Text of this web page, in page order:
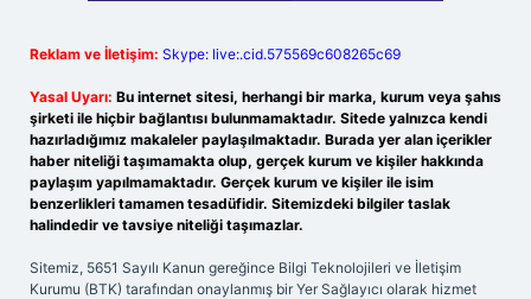
Reklam ve İletişim: Skype: live:.cid.575569c608265c69
Yasal Uyarı: Bu internet sitesi, herhangi bir marka, kurum veya şahıs
şirketi ile hiçbir bağlantısı bulunmamaktadır. Sitede yalnızca kendi
hazırladığımız makaleler paylaşılmaktadır. Burada yer alan içerikler
haber niteliği taşımamakta olup, gerçek kurum ve kişiler hakkında
paylaşım yapılmamaktadır. Gerçek kurum ve kişiler ile isim
benzerlikleri tamamen tesadüfidir. Sitemizdeki bilgiler taslak
halindedir ve tavsiye niteliği taşımazlar.
Sitemiz, 5651 Sayılı Kanun gereğince Bilgi Teknolojileri ve İletişim
Kurumu (BTK) tarafından onaylanmış bir Yer Sağlayıcı olarak hizmet